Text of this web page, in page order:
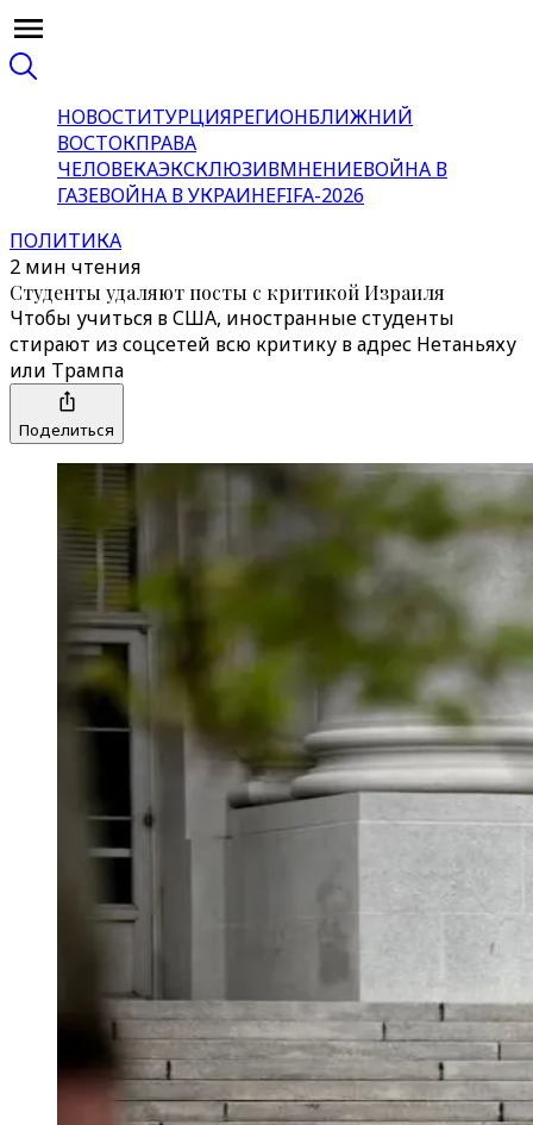
НОВОСТИТУРЦИЯРЕГИОНБЛИЖНИЙ
ВОСТОКПРАВА
ЧЕЛОВЕКАЭКСКЛЮЗИВМНЕНИЕВОЙНА В
ГАЗЕВОЙНА В УКРАИНЕFIFA-2026
ПОЛИТИКА
2 мин чтения
Студенты удаляют посты с критикой Израиля
Чтобы учиться в США, иностранные студенты
стирают из соцсетей всю критику в адрес Нетаньяху
или Трампа
Поделиться